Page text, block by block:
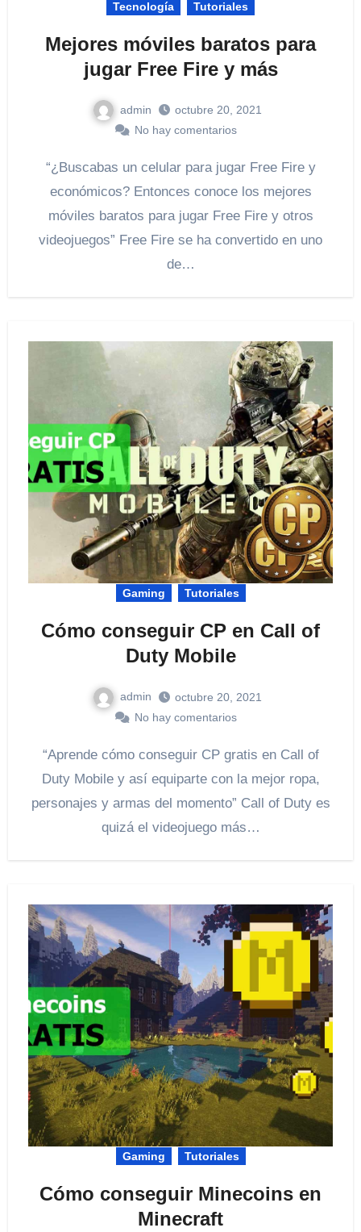
Tecnología Tutoriales
Mejores móviles baratos para
jugar Free Fire y más
admin
octubre 20, 2021
No hay comentarios
“¿Buscabas un celular para jugar Free Fire y
económicos? Entonces conoce los mejores
móviles baratos para jugar Free Fire y otros
videojuegos” Free Fire se ha convertido en uno
de…
Gaming Tutoriales
Cómo conseguir CP en Call of
Duty Mobile
admin
octubre 20, 2021
No hay comentarios
“Aprende cómo conseguir CP gratis en Call of
Duty Mobile y así equiparte con la mejor ropa,
personajes y armas del momento” Call of Duty es
quizá el videojuego más…
Gaming Tutoriales
Cómo conseguir Minecoins en
Minecraft